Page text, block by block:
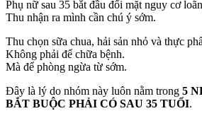
Phụ nữ sau 35 bắt đầu đối mặt nguy cơ
Thu nhận ra mình cần chú ý sớm.
Thu chọn sữa chua, hải sản nhỏ và thực
Không phải để chữa bệnh.
Mà để phòng ngừa từ sớm.
Đây là lý do nhóm này luôn nằm trong 5
BẮT BUỘC PHẢI CÓ SAU 35 TUỔI.